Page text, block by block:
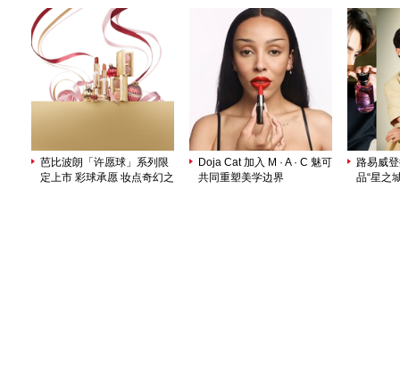
芭比波朗「许愿球」系列限
定上市 彩球承愿 妆点奇幻之
Doja Cat 加入 M · A · C 魅可
共同重塑美学边界
路易威
品“星之